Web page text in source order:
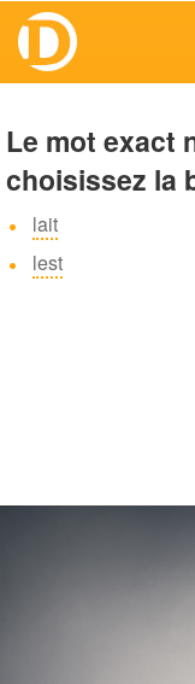
Le mot exact
choisissez la
lait
lest